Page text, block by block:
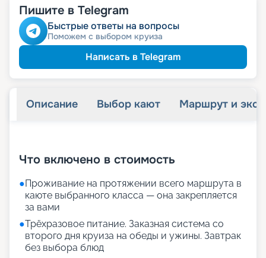
Пишите в Telegram
Быстрые ответы на вопросы
Поможем с выбором круиза
Написать в Telegram
Описание Выбор кают Маршрут и
Что включено в стоимость
●Проживание на протяжении всего маршрута в
каюте выбранного класса — она закрепляется
за вами
●Трёхразовое питание. Заказная система со
второго дня круиза на обеды и ужины. Завтрак
без выбора блюд